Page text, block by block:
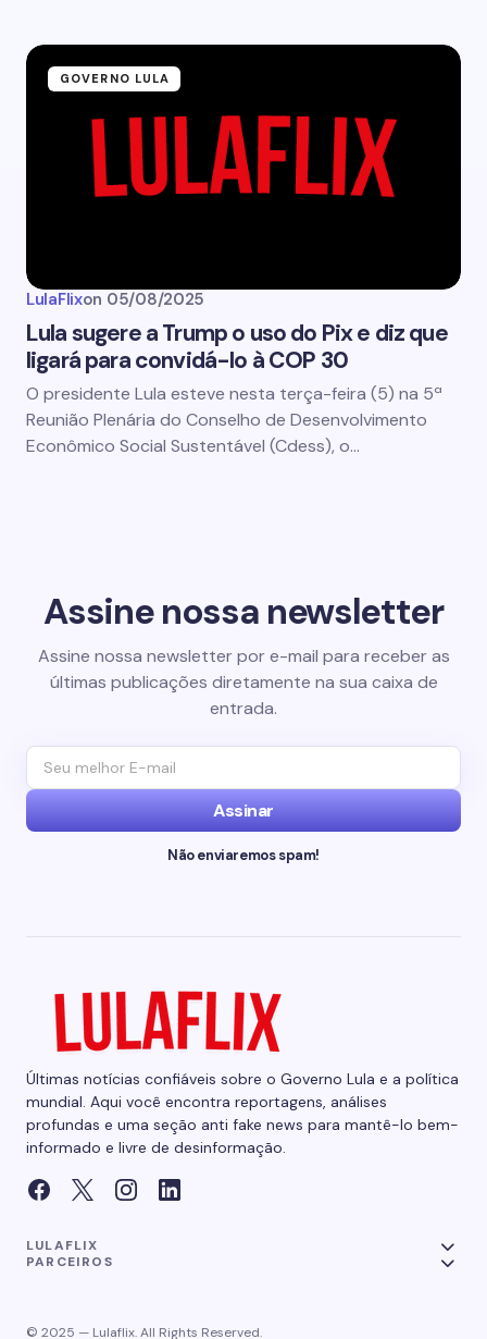
GOVERNO LULA
LulaFlixon 05/08/2025
Lula sugere a Trump o uso do Pix e diz que
ligará para convidá-lo à COP 30
O presidente Lula esteve nesta terça-feira (5) na 5ª
Reunião Plenária do Conselho de Desenvolvimento
Econômico Social Sustentável (Cdess), o…
Assine nossa newsletter
Assine nossa newsletter por e-mail para receber as
últimas publicações diretamente na sua caixa de
entrada.
Assinar
Não enviaremos spam!
Últimas notícias confiáveis sobre o Governo Lula e a política
mundial. Aqui você encontra reportagens, análises
profundas e uma seção anti fake news para mantê-lo bem-
informado e livre de desinformação.
LULAFLIX
PARCEIROS
© 2025 — Lulaflix. All Rights Reserved.